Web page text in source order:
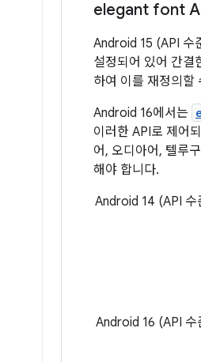
elegant font
Android 15 (API 수
설정되어 있어 간결
하여 이를 재정의할
Android 16에서는
이러한 API로 제어
어, 오디아어, 텔루
해야 합니다.
Android 14 (API 수
Android 16 (API 수